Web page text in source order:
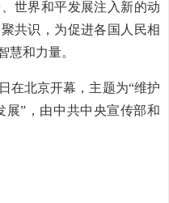
世界和平发展注入新的动
共识，为促进各国人民相
慧和力量。
在北京开幕，主题为“维护
展”，由中共中央宣传部和